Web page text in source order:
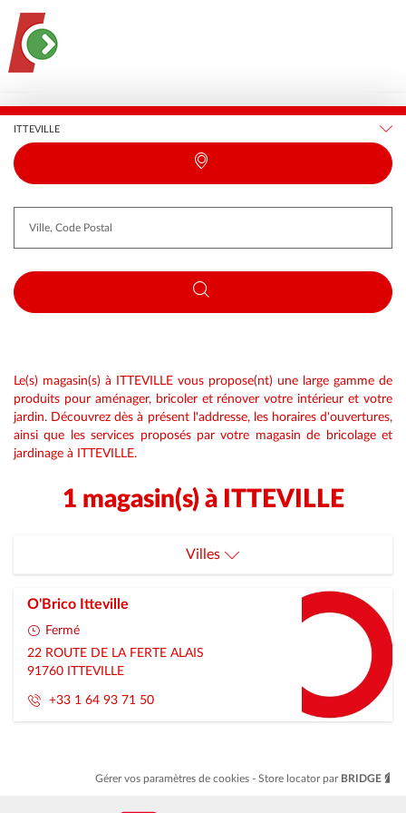
France
ITTEVILLE
Le(s) magasin(s) à ITTEVILLE vous propose(nt) une large gamme de
produits pour aménager, bricoler et rénover votre intérieur et votre
jardin. Découvrez dès à présent l'addresse, les horaires d'ouvertures,
ainsi que les services proposés par votre magasin de bricolage et
jardinage à ITTEVILLE.
1 magasin(s) à ITTEVILLE
Villes
O'Brico Itteville
Fermé
22 ROUTE DE LA FERTE ALAIS
91760
ITTEVILLE
+33 1 64 93 71 50
Gérer vos paramètres de cookies Store locator par BRIDGE